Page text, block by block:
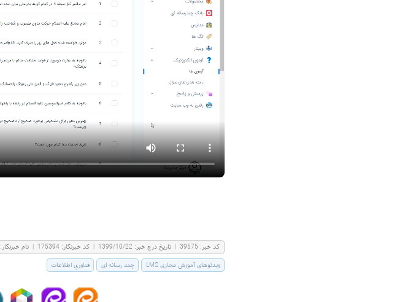
كد خبر: 39575
| تاریخ درج خبر: 1399/10/22
| کد خبرنگار: 175394
| نام خبرنگار:
ویدئوهای آموزش مجازی LMS
چند رسانه ای فناوري اطلاعات